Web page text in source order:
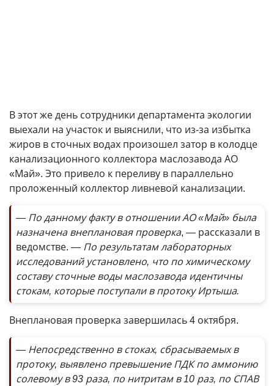
В этот же день сотрудники департамента экологии
выехали на участок и выяснили, что из-за избытка
жиров в сточных водах произошел затор в колодце
канализационного коллектора маслозавода АО
«Май». Это привело к переливу в параллельно
проложенный коллектор ливневой канализации.
— По данному факту в отношении АО «Май» была
назначена внеплановая проверка, — рассказали в
ведомстве. — По результатам лабораторных
исследований установлено, что по химическому
составу сточные воды маслозавода идентичны
стокам, которые поступали в протоку Иртыша.
Внеплановая проверка завершилась 4 октября.
— Непосредственно в стоках, сбрасываемых в
протоку, выявлено превышение ПДК по аммонию
солевому в 93 раза, по нитритам в 10 раз, по СПАВ